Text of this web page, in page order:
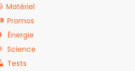
Matériel
Promos
Énergie
Science
Tests